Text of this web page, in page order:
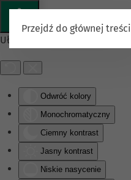
Ułatwienia dostępu
Odwróć kolory
Monochromatyczny
Ciemny kontrast
Jasny kontrast
Niskie nasycenie
Przejdź do głównej treści